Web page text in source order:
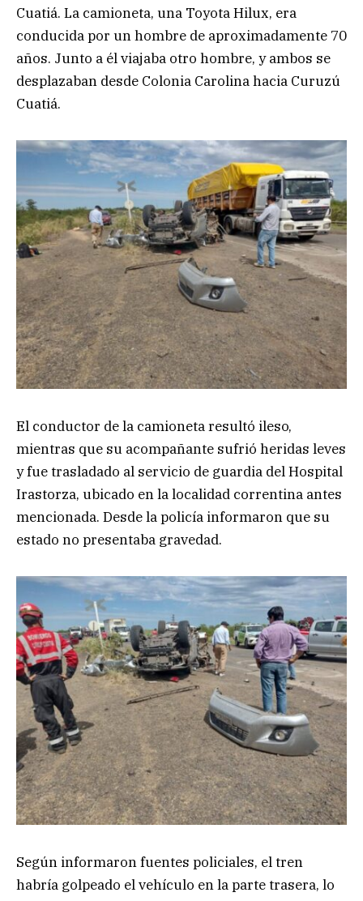
Cuatiá. La camioneta, una Toyota Hilux, era
conducida por un hombre de aproximadamente 70
años. Junto a él viajaba otro hombre, y ambos se
desplazaban desde Colonia Carolina hacia Curuzú
Cuatiá.
El conductor de la camioneta resultó ileso,
mientras que su acompañante sufrió heridas leves
y fue trasladado al servicio de guardia del Hospital
Irastorza, ubicado en la localidad correntina antes
mencionada. Desde la policía informaron que su
estado no presentaba gravedad.
Según informaron fuentes policiales, el tren
habría golpeado el vehículo en la parte trasera, lo